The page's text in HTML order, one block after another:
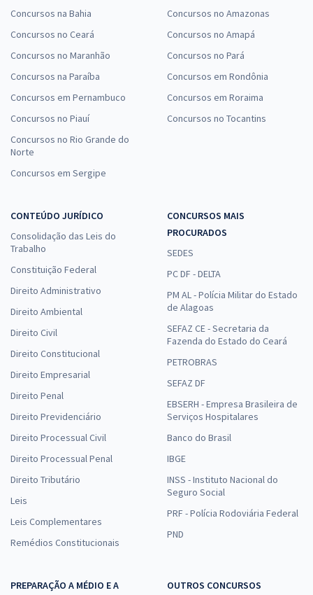
Concursos na Bahia
Concursos no Ceará
Concursos no Maranhão
Concursos na Paraíba
Concursos em Pernambuco
Concursos no Piauí
Concursos no Rio Grande do
Norte
Concursos em Sergipe
Concursos no Amazonas
Concursos no Amapá
Concursos no Pará
Concursos em Rondônia
Concursos em Roraima
Concursos no Tocantins
CONTEÚDO JURÍDICO
Consolidação das Leis do
Trabalho
Constituição Federal
Direito Administrativo
Direito Ambiental
Direito Civil
Direito Constitucional
Direito Empresarial
Direito Penal
Direito Previdenciário
Direito Processual Civil
Direito Processual Penal
Direito Tributário
Leis
Leis Complementares
Remédios Constitucionais
CONCURSOS MAIS
PROCURADOS
SEDES
PC DF - DELTA
PM AL - Polícia Militar do Estado
de Alagoas
SEFAZ CE - Secretaria da
Fazenda do Estado do Ceará
PETROBRAS
SEFAZ DF
EBSERH - Empresa Brasileira de
Serviços Hospitalares
Banco do Brasil
IBGE
INSS - Instituto Nacional do
Seguro Social
PRF - Polícia Rodoviária Federal
PND
PREPARAÇÃO A MÉDIO E A
OUTROS CONCURSOS